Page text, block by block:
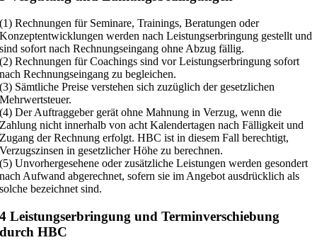
(1) Rechnungen für Seminare, Trainings, Beratungen oder
Konzeptentwicklungen werden nach Leistungserbringung gestellt und
sind sofort nach Rechnungseingang ohne Abzug fällig.
(2) Rechnungen für Coachings sind vor Leistungserbringung sofort
nach Rechnungseingang zu begleichen.
(3) Sämtliche Preise verstehen sich zuzüglich der gesetzlichen
Mehrwertsteuer.
(4) Der Auftraggeber gerät ohne Mahnung in Verzug, wenn die
Zahlung nicht innerhalb von acht Kalendertagen nach Fälligkeit und
Zugang der Rechnung erfolgt. HBC ist in diesem Fall berechtigt,
Verzugszinsen in gesetzlicher Höhe zu berechnen.
(5) Unvorhergesehene oder zusätzliche Leistungen werden gesondert
nach Aufwand abgerechnet, sofern sie im Angebot ausdrücklich als
solche bezeichnet sind.
4 Leistungserbringung und Terminverschiebung
durch HBC